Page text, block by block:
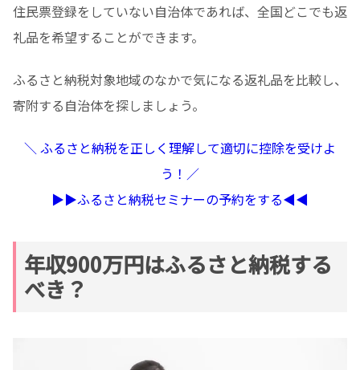
住民票登録をしていない自治体であれば、全国どこでも返
礼品を希望することができます。
ふるさと納税対象地域のなかで気になる返礼品を比較し、
寄附する自治体を探しましょう。
＼ ふるさと納税を正しく理解して適切に控除を受けよ
う！／
▶︎▶︎ふるさと納税セミナーの予約をする◀︎◀︎
年収900万円はふるさと納税する
べき？